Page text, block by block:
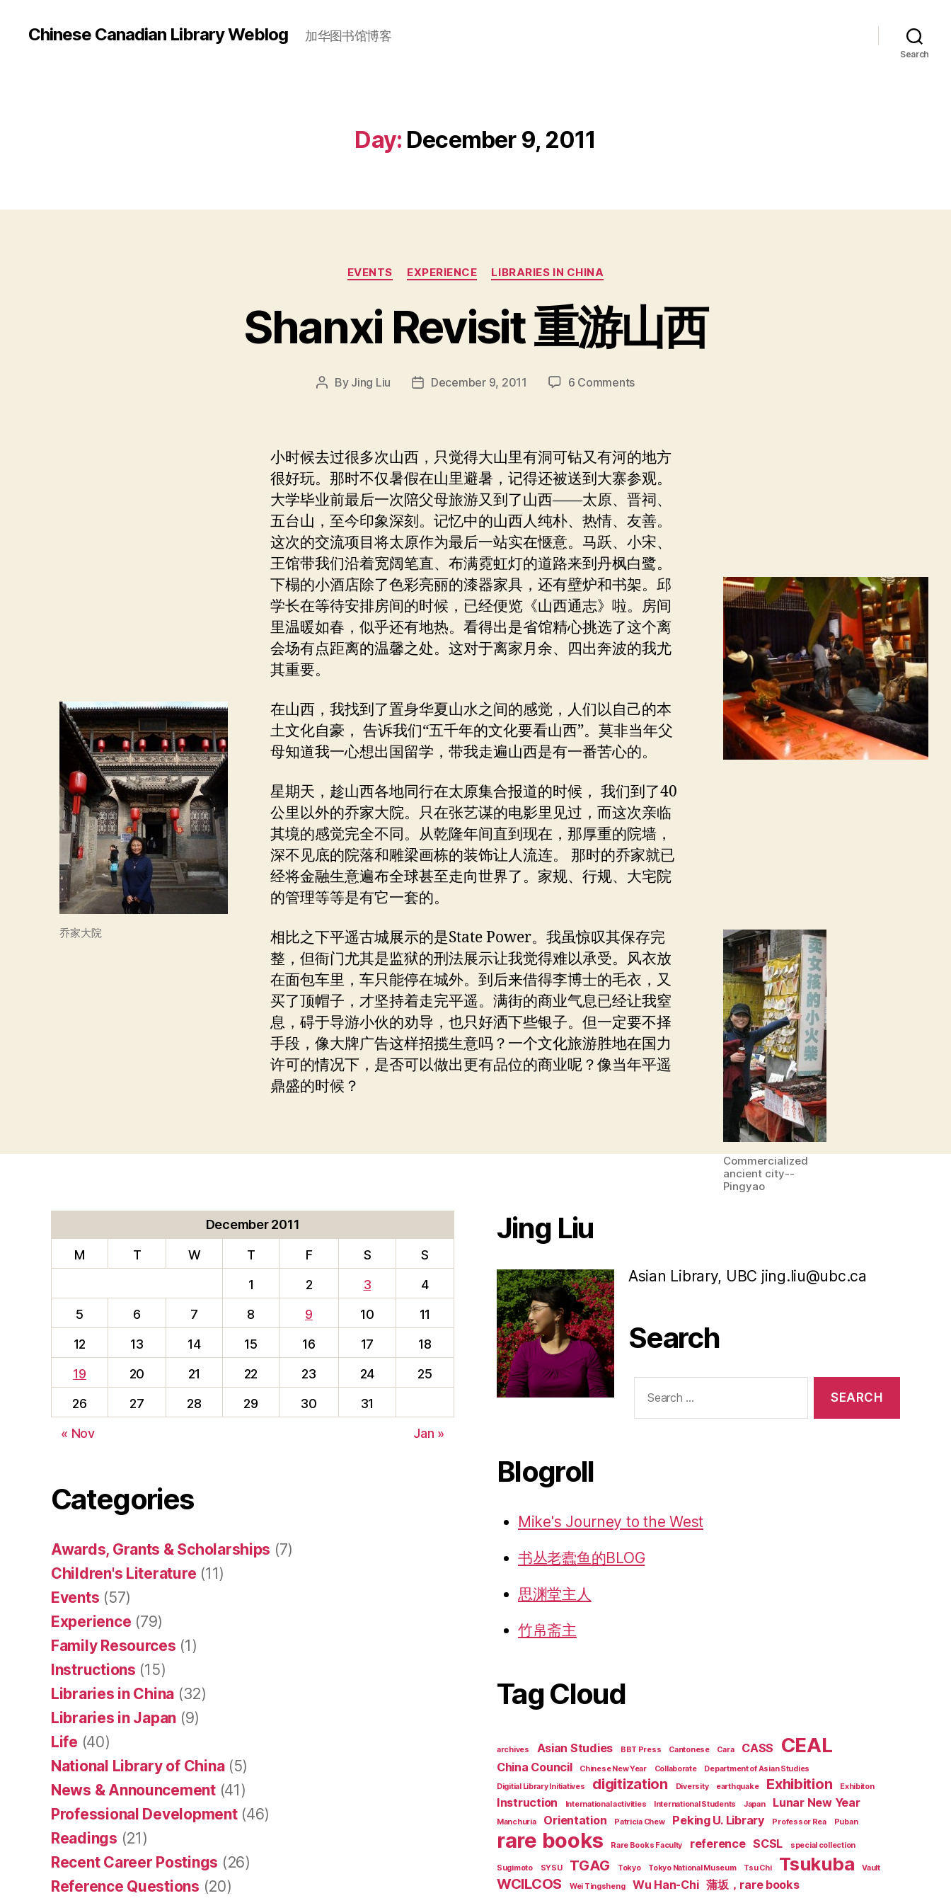
Chinese Canadian Library Weblog 加华图书馆博客
Search
Day: December 9, 2011
Categories
EVENTS EXPERIENCE LIBRARIES IN CHINA
Shanxi Revisit 重游山西
Post
By Jing Liu
PostDecember 9, 2011 6 Commentson
n
x
i
R
e
v
i
s
i
重
游
山
小时候去过很多次山西，只觉得大山里有洞可钻又有河的地方
很好玩。那时不仅暑假在山里避暑，记得还被送到大寨参观。
大学毕业前最后一次陪父母旅游又到了山西——太原、晋祠、
五台山，至今印象深刻。记忆中的山西人纯朴、热情、友善。
这次的交流项目将太原作为最后一站实在惬意。马跃、小宋、
王馆带我们沿着宽阔笔直、布满霓虹灯的道路来到丹枫白鹭。
下榻的小酒店除了色彩亮丽的漆器家具，还有壁炉和书架。邱
学长在等待安排房间的时候，已经便览《山西通志》啦。房间
里温暖如春，似乎还有地热。看得出是省馆精心挑选了这个离
会场有点距离的温馨之处。这对于离家月余、四出奔波的我尤
其重要。
乔家大院
在山西，我找到了置身华夏山水之间的感觉，人们以自己的本
土文化自豪， 告诉我们“五千年的文化要看山西”。莫非当年父
母知道我一心想出国留学，带我走遍山西是有一番苦心的。
星期天，趁山西各地同行在太原集合报道的时候， 我们到了40
公里以外的乔家大院。只在张艺谋的电影里见过，而这次亲临
其境的感觉完全不同。从乾隆年间直到现在，那厚重的院墙，
深不见底的院落和雕梁画栋的装饰让人流连。 那时的乔家就已
经将金融生意遍布全球甚至走向世界了。家规、行规、大宅院
的管理等等是有它一套的。
Commercialized
ancient city--
Pingyao
相比之下平遥古城展示的是State Power。我虽惊叹其保存完
整，但衙门尤其是监狱的刑法展示让我觉得难以承受。风衣放
在面包车里，车只能停在城外。到后来借得李博士的毛衣，又
买了顶帽子，才坚持着走完平遥。满街的商业气息已经让我窒
息，碍于导游小伙的劝导，也只好洒下些银子。但一定要不择
手段，像大牌广告这样招揽生意吗？一个文化旅游胜地在国力
许可的情况下，是否可以做出更有品位的商业呢？像当年平遥
鼎盛的时候？
December 2011
M T W T F S
S
1
2 3
4
5
6 7 8 9 10
11
12
13 14 15 16 17
18
19
20 21 22 23 24
25
26
27 28 29 30
31
« Nov
Jan »
Categories
Awards, Grants & Scholarships (7)
Children's Literature (11)
Events (57)
Experience (79)
Family Resources (1)
Instructions (15)
Libraries in China (32)
Libraries in Japan (9)
Life (40)
National Library of China(5)
News & Announcement(41)
Professional Development(46)
Readings (21)
Recent Career Postings (26)
Reference Questions (20)
Jing Liu
Asian Library, UBC jing.liu@ubc.ca
Search
for:
Blogroll
Mike's Journey to the West
书丛老蠹鱼的BLOG
思渊堂主人
竹帛斋主
Tag Cloud
archives Asian Studies BBT Press Cantonese Cara CASS CEAL
China Council Chinese New Year Collaborate
Department of Asian Studies
Digitial Library Initiatives
digitization Diversity earthquake Exhibition Exhibiton
Instruction International activities International Students Japan Lunar New Year
Manchuria Orientation Patricia Chew Peking U. Library Professor Rea Puban
rare books Rare Books Faculty reference SCSL special collection
Sugimoto SYSU TGAG Tokyo Tokyo National Museum Tsu Chi Tsukuba Vault
WCILCOS Wei Tingsheng Wu Han-Chi 蒲坂，rare books